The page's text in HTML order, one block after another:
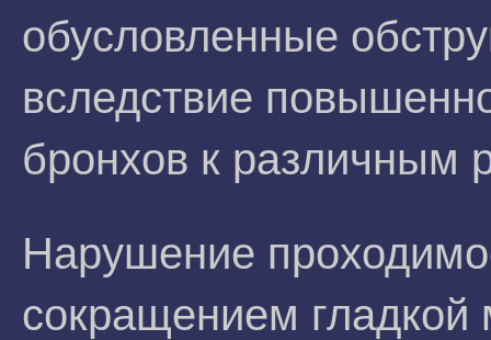
обусловленные
вследствие
бронхов к различным
Нарушение
сокращением гладкой